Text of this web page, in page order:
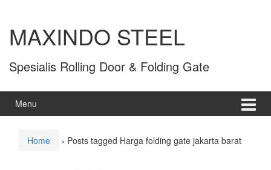
MAXINDO STEEL
Spesialis Rolling Door & Folding Gate
Menu
Home › Posts tagged Harga folding gate jakarta barat